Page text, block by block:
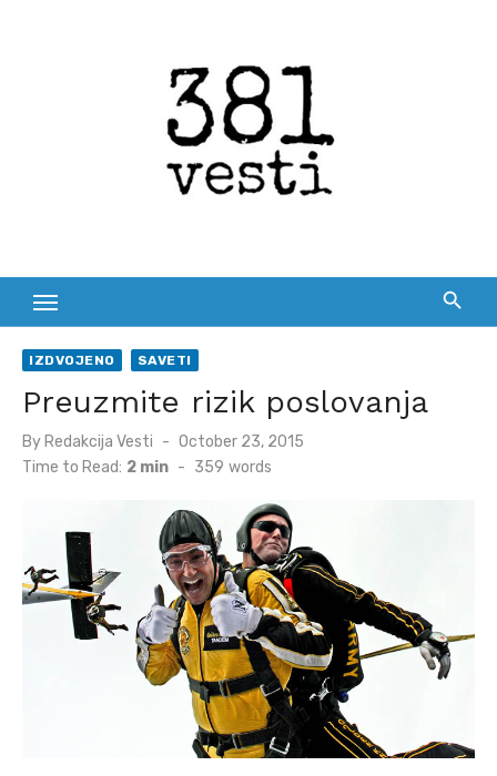
IZDVOJENO SAVETI
Preuzmite rizik poslovanja
By Redakcija Vesti
Posted
October 23, 2015
Time to Read: 2 min - 359 words